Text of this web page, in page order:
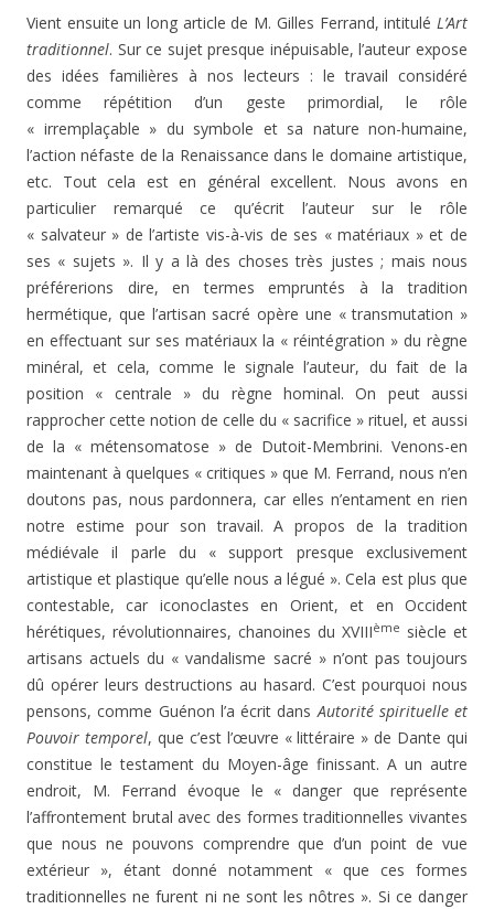
Vient ensuite un long article de M. Gilles Ferrand, intitulé L’Art
traditionnel. Sur ce sujet presque inépuisable, l’auteur expose
des idées familières à nos lecteurs : le travail considéré
comme répétition d’un geste primordial, le rôle
« irremplaçable » du symbole et sa nature non-humaine,
l’action néfaste de la Renaissance dans le domaine artistique,
etc. Tout cela est en général excellent. Nous avons en
particulier remarqué ce qu’écrit l’auteur sur le rôle
« salvateur » de l’artiste vis-à-vis de ses « matériaux » et de
ses « sujets ». Il y a là des choses très justes ; mais nous
préférerions dire, en termes empruntés à la tradition
hermétique, que l’artisan sacré opère une « transmutation »
en effectuant sur ses matériaux la « réintégration » du règne
minéral, et cela, comme le signale l’auteur, du fait de la
position « centrale » du règne hominal. On peut aussi
rapprocher cette notion de celle du « sacrifice » rituel, et aussi
de la « métensomatose » de Dutoit-Membrini. Venons-en
maintenant à quelques « critiques » que M. Ferrand, nous n’en
doutons pas, nous pardonnera, car elles n’entament en rien
notre estime pour son travail. A propos de la tradition
médiévale il parle du « support presque exclusivement
artistique et plastique qu’elle nous a légué ». Cela est plus que
contestable, car iconoclastes en Orient, et en Occident
hérétiques, révolutionnaires, chanoines du XVIIIème siècle et
artisans actuels du « vandalisme sacré » n’ont pas toujours
dû opérer leurs destructions au hasard. C’est pourquoi nous
pensons, comme Guénon l’a écrit dansAutorité spirituelle et
Pouvoir temporel, que c’est l’œuvre « littéraire » de Dante qui
constitue le testament du Moyen-âge finissant. A un autre
endroit, M. Ferrand évoque le « danger que représente
l’affrontement brutal avec des formes traditionnelles vivantes
que nous ne pouvons comprendre que d’un point de vue
extérieur », étant donné notamment « que ces formes
traditionnelles ne furent ni ne sont les nôtres ». Si ce danger